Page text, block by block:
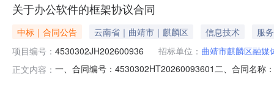
关于办公软件的框架协议合同
中标｜合同公告 云南省｜曲靖市｜麒麟区 信息技术
服务
项目编号： 4530302JH202600936 招标单位： 曲靖市麒麟区融媒
正文内容： 一、合同编号：4530302HT20260093601二、合同名称